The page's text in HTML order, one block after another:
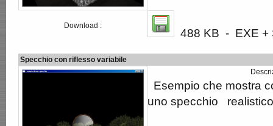
Download :
488 KB - EXE +
Specchio con riflesso variabile
Esempio che mostra
uno specchio